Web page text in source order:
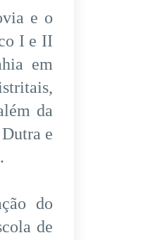
e o
I e II
em
da
e
do
de